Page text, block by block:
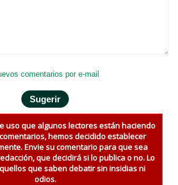
comentarios por e-mail
uso que algunos lectores están haciendo
hemos decidido establecer
Envie su comentario para que sea
que decidirá si lo publica o no. Lo
que saben debatir sin insidias ni
odios.